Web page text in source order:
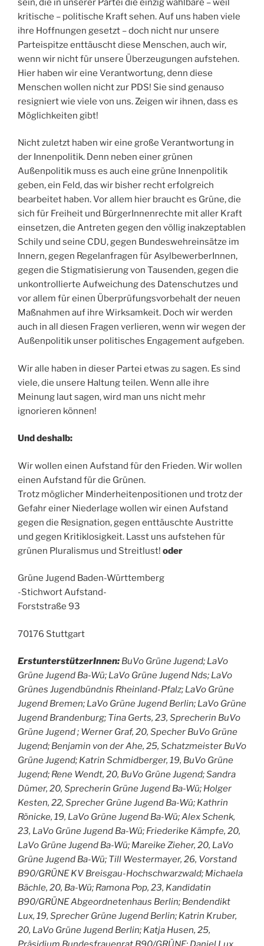
sein, die in unserer Partei die einzig wählbare – weil
kritische – politische Kraft sehen. Auf uns haben viele
ihre Hoffnungen gesetzt – doch nicht nur unsere
Parteispitze enttäuscht diese Menschen, auch wir,
wenn wir nicht für unsere Überzeugungen aufstehen.
Hier haben wir eine Verantwortung, denn diese
Menschen wollen nicht zur PDS! Sie sind genauso
resigniert wie viele von uns. Zeigen wir ihnen, dass es
Möglichkeiten gibt!
Nicht zuletzt haben wir eine große Verantwortung in
der Innenpolitik. Denn neben einer grünen
Außenpolitik muss es auch eine grüne Innenpolitik
geben, ein Feld, das wir bisher recht erfolgreich
bearbeitet haben. Vor allem hier braucht es Grüne, die
sich für Freiheit und BürgerInnenrechte mit aller Kraft
einsetzen, die Antreten gegen den völlig inakzeptablen
Schily und seine CDU, gegen Bundeswehreinsätze im
Innern, gegen Regelanfragen für AsylbewerberInnen,
gegen die Stigmatisierung von Tausenden, gegen die
unkontrollierte Aufweichung des Datenschutzes und
vor allem für einen Überprüfungsvorbehalt der neuen
Maßnahmen auf ihre Wirksamkeit. Doch wir werden
auch in all diesen Fragen verlieren, wenn wir wegen der
Außenpolitik unser politisches Engagement aufgeben.
Wir alle haben in dieser Partei etwas zu sagen. Es sind
viele, die unsere Haltung teilen. Wenn alle ihre
Meinung laut sagen, wird man uns nicht mehr
ignorieren können!
Und deshalb:
Wir wollen einen Aufstand für den Frieden. Wir wollen
einen Aufstand für die Grünen.
Trotz möglicher Minderheitenpositionen und trotz der
Gefahr einer Niederlage wollen wir einen Aufstand
gegen die Resignation, gegen enttäuschte Austritte
und gegen Kritiklosigkeit. Lasst uns aufstehen für
grünen Pluralismus und Streitlust! oder
Grüne Jugend Baden-Württemberg
-Stichwort Aufstand-
Forststraße 93
70176 Stuttgart
ErstunterstützerInnen: BuVo Grüne Jugend; LaVo
Grüne Jugend Ba-Wü; LaVo Grüne Jugend Nds; LaVo
Grünes Jugendbündnis Rheinland-Pfalz; LaVo Grüne
Jugend Bremen; LaVo Grüne Jugend Berlin; LaVo Grüne
Jugend Brandenburg; Tina Gerts, 23, Sprecherin BuVo
Grüne Jugend ; Werner Graf, 20, Specher BuVo Grüne
Jugend; Benjamin von der Ahe, 25, Schatzmeister BuVo
Grüne Jugend; Katrin Schmidberger, 19, BuVo Grüne
Jugend; Rene Wendt, 20, BuVo Grüne Jugend; Sandra
Dümer, 20, Sprecherin Grüne Jugend Ba-Wü; Holger
Kesten, 22, Sprecher Grüne Jugend Ba-Wü; Kathrin
Rönicke, 19, LaVo Grüne Jugend Ba-Wü; Alex Schenk,
23, LaVo Grüne Jugend Ba-Wü; Friederike Kämpfe, 20,
LaVo Grüne Jugend Ba-Wü; Mareike Zieher, 20, LaVo
Grüne Jugend Ba-Wü; Till Westermayer, 26, Vorstand
B90/GRÜNE KV Breisgau-Hochschwarzwald; Michaela
Bächle, 20, Ba-Wü; Ramona Pop, 23, Kandidatin
B90/GRÜNE Abgeordnetenhaus Berlin; Bendendikt
Lux, 19, Sprecher Grüne Jugend Berlin; Katrin Kruber,
20, LaVo Grüne Jugend Berlin; Katja Husen, 25,